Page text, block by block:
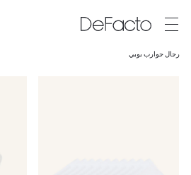
رجال جوارب بوبي